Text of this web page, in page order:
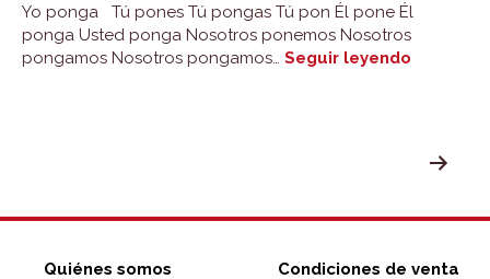
Yo ponga Tú pones Tú pongas Tú pon Él pone Él
ponga Usted ponga Nosotros ponemos Nosotros
pongamos Nosotros pongamos… Seguir leyendo
Quiénes somos Condiciones de venta